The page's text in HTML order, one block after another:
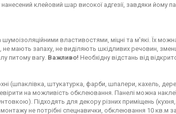
клейовий шар високої адгезії, завдяки йому
шумоізоляційними властивостями, міцні та м'які. Їх
не мають запаху, не виділяють шкідливих речовин,
питому вагу. Важливо! Необхідну відстань від
(шпаклівка, штукатурка, фарби, шпалери, кахель,
на можливість обклеювання. Панелі можна
Підходять для декору різних приміщень (кухня,
не потрібні спецнавички, обклеювання 10 кв.м